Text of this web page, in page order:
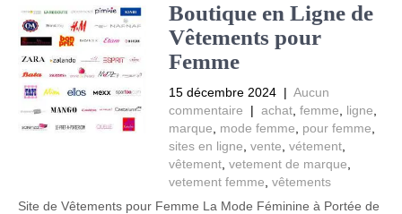
Boutique en Ligne de
Vêtements pour
Femme
15 décembre 2024 | Aucun
commentaire
| achat, femme ligne
marque
mode femme pour femme
sites en ligne vente vétement,
vêtement, vetement de marque
vetement femme vêtements
Site de Vêtements pour Femme La Mode Féminine à Portée de